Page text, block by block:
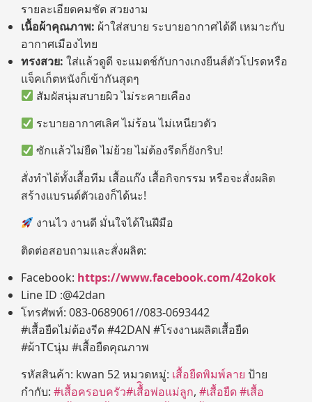
รายละเอียดคมชัด สวยงาม
เนื้อผ้าคุณภาพ: ผ้าใส่สบาย ระบายอากาศได้ดี เหมาะกับ
อากาศเมืองไทย
ทรงสวย: ใส่แล้วดูดี จะแมตช์กับกางเกงยีนส์ตัวโปรดหรือ
แจ็คเก็ตหนังก็เข้ากันสุดๆ
สัมผัสนุ่มสบายผิว ไม่ระคายเคือง
ระบายอากาศเลิศ ไม่ร้อน ไม่เหนียวตัว
ซักแล้วไม่ยืด ไม่ย้วย ไม่ต้องรีดก็ยังกริบ!
สั่งทำได้ทั้งเสื้อทีม เสื้อแก๊ง เสื้อกิจกรรม หรือจะสั่งผลิต
สร้างแบรนด์ตัวเองก็ได้นะ!
งานไว งานดี มั่นใจได้ในฝีมือ
ติดต่อสอบถามและสั่งผลิต:
Facebook: https://www.facebook.com/42okok
Line ID :@42dan
โทรศัพท์: 083-0689061//083-0693442
#เสื้อยืดไม่ต้องรีด #42DAN #โรงงานผลิตเสื้อยืด
#ผ้าTCนุ่ม #เสื้อยืดคุณภาพ
รหัสสินค้า: kwan 52หมวดหมู่: เสื้อยืดพิมพ์ลาย ป้าย
กำกับ: #เสื้อครอบครัว#เสื้ิอพ่อแม่ลูก, #เสื้อยืด #เสื้อ